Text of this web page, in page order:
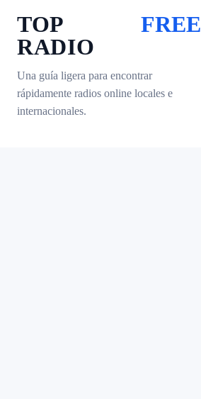
TOP
RADIO
FREE
Una guía ligera para encontrar
rápidamente radios online locales e
internacionales.